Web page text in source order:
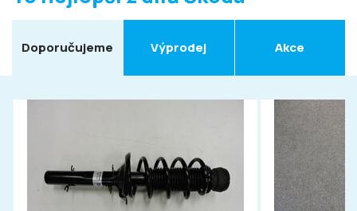
Doporučujeme Výprodej Akce